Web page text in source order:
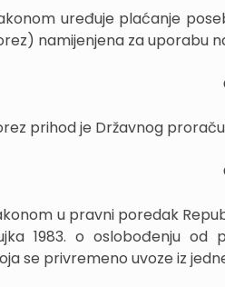
uređuje plaćanje
namijenjena za uporabu
prihod je Državnog
u pravni poredak
1983. o oslobođenju od
se privremeno uvoze iz